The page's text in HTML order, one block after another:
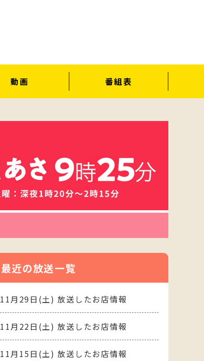
動画 番組表
最近の放送一覧
11月29日(土) 放送したお店情報
11月22日(土) 放送したお店情報
11月15日(土) 放送したお店情報